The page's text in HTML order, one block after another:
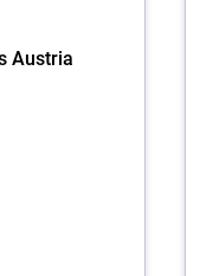
Austria